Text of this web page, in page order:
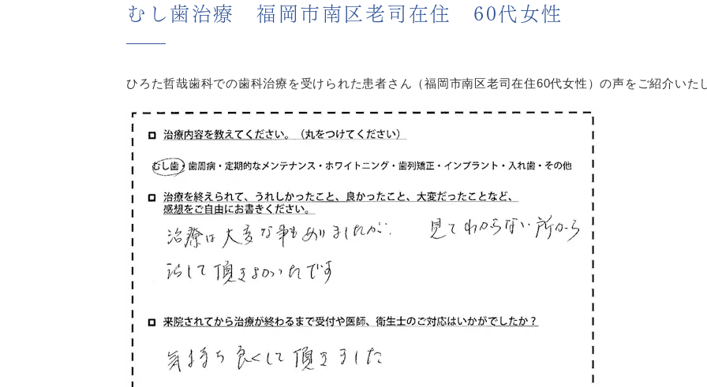
むし歯治療 福岡市南区老司在住 60代女性
ひろた哲哉歯科での歯科治療を受けられた患者さん（福岡市南区老司在住60代女性）の声をご紹介いた